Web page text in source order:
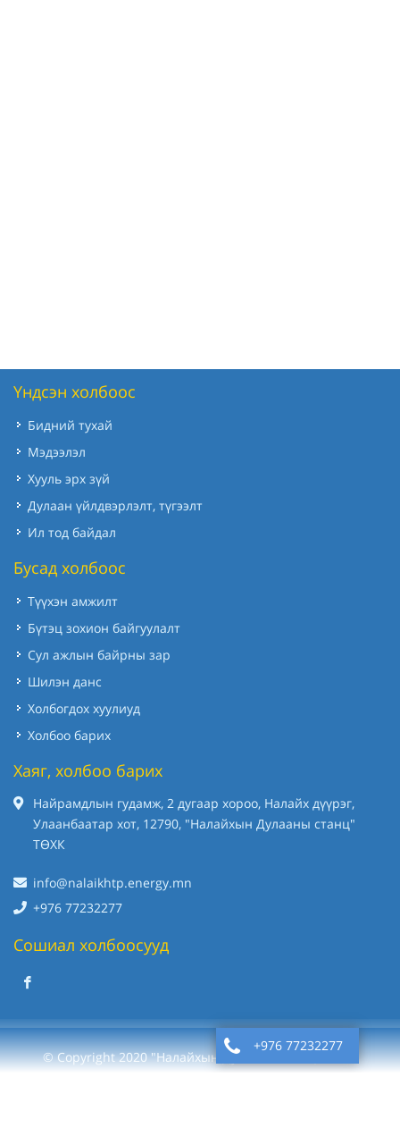
Үндсэн холбоос
Бидний тухай
Мэдээлэл
Хууль эрх зүй
Дулаан үйлдвэрлэлт, түгээлт
Ил тод байдал
Бусад холбоос
Түүхэн амжилт
Бүтэц зохион байгуулалт
Сул ажлын байрны зар
Шилэн данс
Холбогдох хуулиуд
Холбоо барих
Хаяг, холбоо барих
Найрамдлын гудамж, 2 дугаар хороо, Налайх дүүрэг,
Улаанбаатар хот, 12790, "Налайхын Дулааны станц"
ТӨХК
info@nalaikhtp.energy.mn
+976 77232277
Сошиал холбоосууд
© Copyright 2020 "Налайхын Дулааны станц" ТӨХК
+976 77232277